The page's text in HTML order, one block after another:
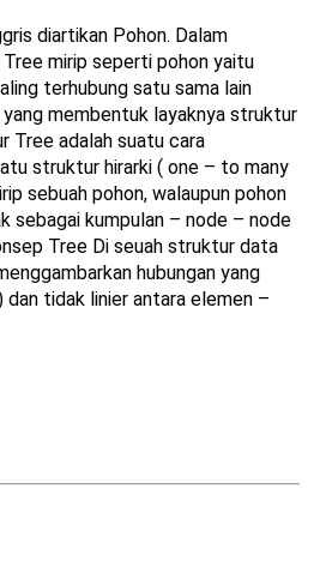
diartikan Pohon. Dalam
mirip seperti pohon yaitu
terhubung satu sama lain
membentuk layaknya struktur
Tree adalah suatu cara
struktur hirarki ( one – to many
sebuah pohon, walaupun pohon
sebagai kumpulan – node – node
Tree Di seuah struktur data
hubungan yang
dan tidak linier antara elemen –